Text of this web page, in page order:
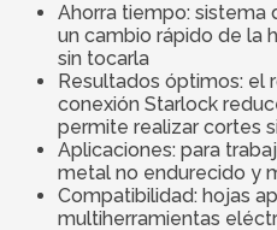
Ahorra tiempo: sistema
un cambio rápido de la
sin tocarla
Resultados óptimos: el
conexión Starlock
permite realizar cortes
Aplicaciones: para
metal no endurecido y
Compatibilidad: hojas
multiherramientas